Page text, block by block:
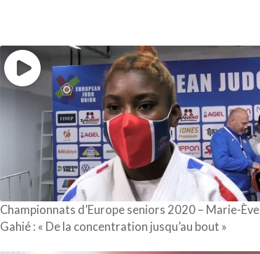
Championnats d’Europe seniors 2020 – Marie-Ève
Gahié : « De la concentration jusqu’au bout »